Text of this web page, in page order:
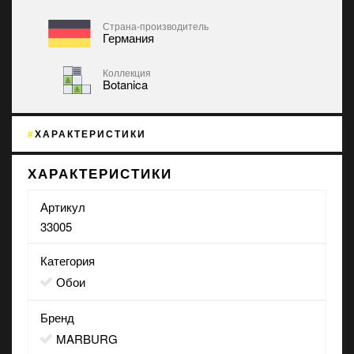
Страна-производитель
Германия
Коллекция
Botanica
ХАРАКТЕРИСТИКИ
ХАРАКТЕРИСТИКИ
Артикул
33005
Категория
Обои
Бренд
MARBURG